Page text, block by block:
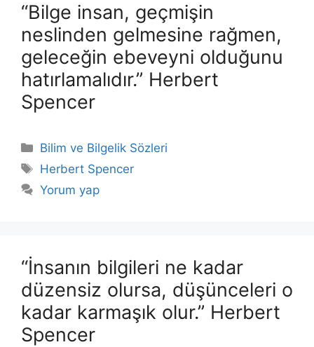
“Bilge insan, geçmişin
neslinden gelmesine rağmen,
geleceğin ebeveyni olduğunu
hatırlamalıdır.” Herbert
Spencer
Kategoriler
Bilim ve Bilgelik Sözleri
Etiketler
Herbert Spencer
Yorum yap
“İnsanın bilgileri ne kadar
düzensiz olursa, düşünceleri o
kadar karmaşık olur.” Herbert
Spencer